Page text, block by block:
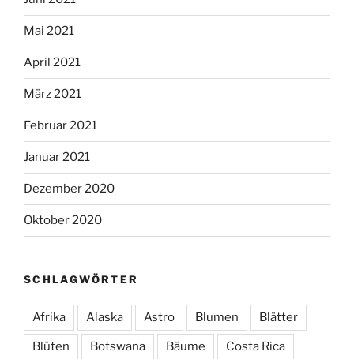
Mai 2021
April 2021
März 2021
Februar 2021
Januar 2021
Dezember 2020
Oktober 2020
SCHLAGWÖRTER
Afrika Alaska Astro Blumen Blätter
Blüten Botswana Bäume Costa Rica